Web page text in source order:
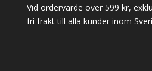
Vid ordervärde över 599 kr,
fri frakt till alla kunder inom